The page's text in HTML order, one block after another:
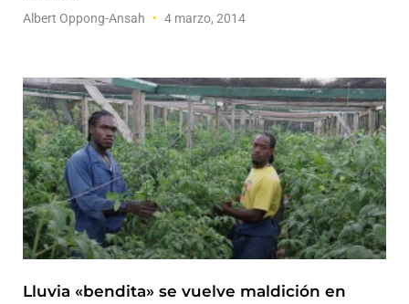
Albert Oppong-Ansah 4 marzo, 2014
Lluvia «bendita» se vuelve maldición en